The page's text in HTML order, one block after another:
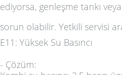
ediyorsa, genleşme tankı
sorun olabilir. Yetkili servisi
E11: Yüksek Su Basıncı
- Çözüm: